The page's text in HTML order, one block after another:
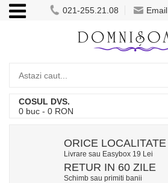
021-255.21.08 Email
COSUL DVS.
0 buc - 0 RON
ORICE LOCALITATE
Livrare sau Easybox 19 Lei
RETUR IN 60 ZILE
Schimb sau primiti banii